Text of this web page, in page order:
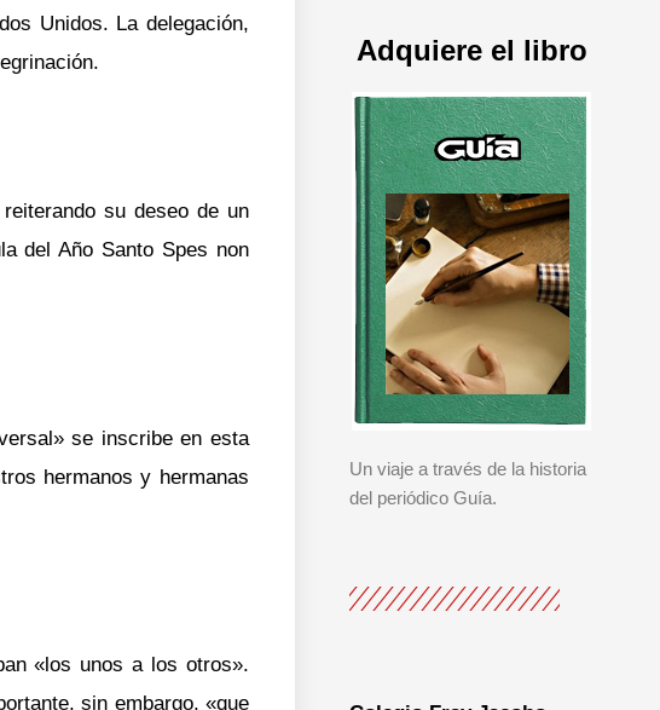
Unidos. La delegación,
su deseo de un
del Año Santo Spes non
se inscribe en esta
hermanos y hermanas
«los unos a los otros».
sin embargo, «que
Adquiere el libro
Un viaje a través de la historia
del periódico Guía.